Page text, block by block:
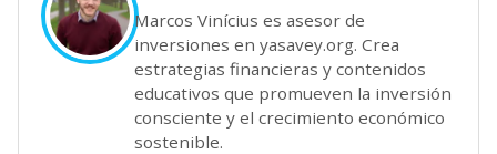
Marcos Vinícius es asesor de
inversiones en yasavey.org. Crea
estrategias financieras y contenidos
educativos que promueven la inversión
consciente y el crecimiento económico
sostenible.